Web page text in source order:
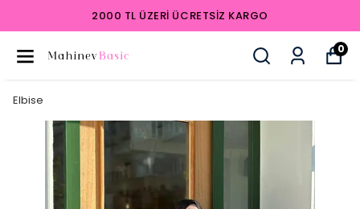
2000 TL ÜZERI ÜCRETSIZ KARGO
0
Elbise